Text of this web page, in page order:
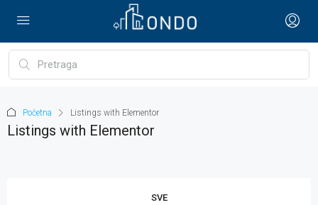
Početna Listings with Elementor
Listings with Elementor
SVE